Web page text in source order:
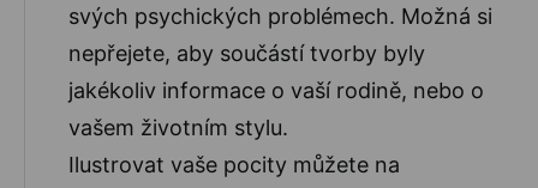
svých psychických problémech. Možná si
nepřejete, aby součástí tvorby byly
jakékoliv informace o vaší rodině, nebo o
vašem životním stylu.
Ilustrovat vaše pocity můžete na